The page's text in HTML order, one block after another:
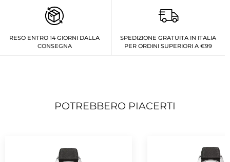
RESO ENTRO 14 GIORNI DALLA
CONSEGNA
SPEDIZIONE GRATUITA IN ITALIA
PER ORDINI SUPERIORI A €99
POTREBBERO PIACERTI